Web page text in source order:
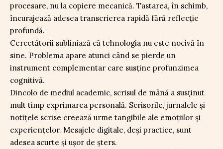
procesare, nu la copiere mecanică. Tastarea, în schimb,
încurajează adesea transcrierea rapidă fără reflecție
profundă.
Cercetătorii subliniază că tehnologia nu este nocivă în
sine. Problema apare atunci când se pierde un
instrument complementar care susține profunzimea
cognitivă.
Dincolo de mediul academic, scrisul de mână a susținut
mult timp exprimarea personală. Scrisorile, jurnalele și
notițele scrise creează urme tangibile ale emoțiilor și
experiențelor. Mesajele digitale, deși practice, sunt
adesea scurte și ușor de șters.